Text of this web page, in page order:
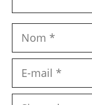
Nom
Site